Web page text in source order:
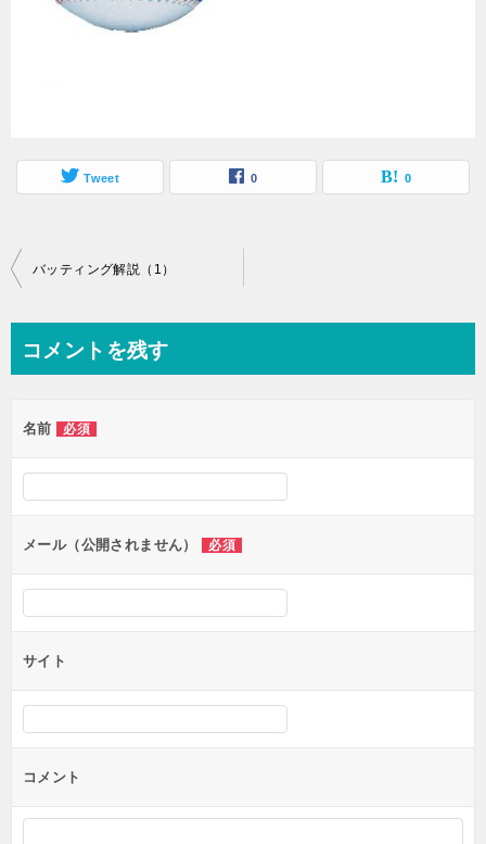
Tweet 0 0
投
ビ
ー
シ
ン
バッティング解説（1）
コメントを残す
名前 必須
メール（公開されません） 必須
サイト
コメント